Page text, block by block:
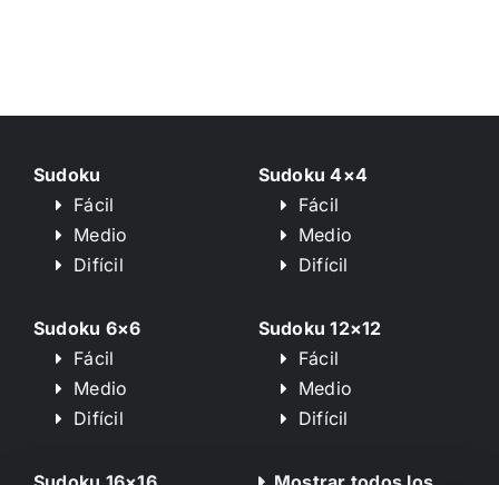
Sudoku
Fácil
Medio
Difícil
Sudoku 4×4
Fácil
Medio
Difícil
Sudoku 6×6
Fácil
Medio
Difícil
Sudoku 12×12
Fácil
Medio
Difícil